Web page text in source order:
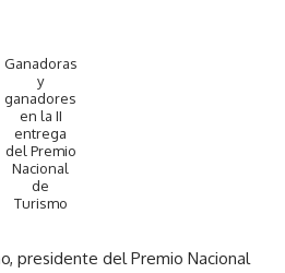
Ganadoras
y
ganadores
en la II
entrega
del Premio
Nacional
de
Turismo
presidente del Premio Nacional